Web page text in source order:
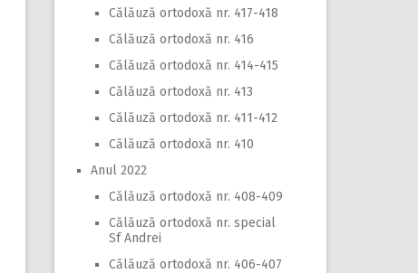
Călăuză ortodoxă nr. 417-418
Călăuză ortodoxă nr. 416
Călăuză ortodoxă nr. 414-415
Călăuză ortodoxă nr. 413
Călăuză ortodoxă nr. 411-412
Călăuză ortodoxă nr. 410
Anul 2022
Călăuză ortodoxă nr. 408-409
Călăuză ortodoxă nr. special
Sf Andrei
Călăuză ortodoxă nr. 406-407